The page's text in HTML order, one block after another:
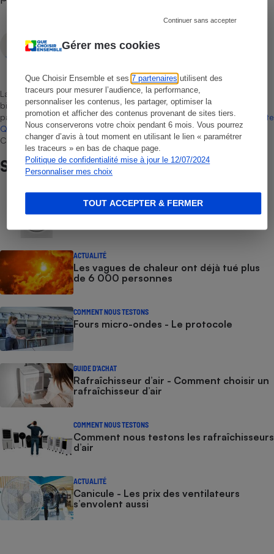
Gérer mes cookies
Que Choisir Ensemble et ses7 partenaires utilisent des
traceurs pour mesurer l’audience, la performance,
personnaliser les contenus, les partager, optimiser la
promotion et afficher des contenus provenant de sites tiers.
Nous conserverons votre choix pendant 6 mois. Vous pourrez
changer d’avis à tout moment en utilisant le lien « paramétrer
les traceurs » en bas de chaque page.
Politique de confidentialité mise à jour le 12/07/2024
Personnaliser mes choix
Continuer sans accepter
TOUT ACCEPTER & FERMER
Nadège Mazery
Rédactrice technique
La sélection de produits ou services est représentative du marché,
bien que non-exhaustive. À l’exception des autorisations données
par Bureau Veritas Certification conformément aux règles de
La Note
Que Choisir, il n’existe aucune relation contractuelle entre Que
Choisir Ensemble et les professionnels référencés.
Sur le même sujet
COMMENT NOUS TESTONS
Sèche-linge - Le protocole
ACTUALITÉ
Les vagues de chaleur ont déjà tué plus
de 6 000 personnes
COMMENT NOUS TESTONS
Fours micro-ondes - Le protocole
GUIDE D'ACHAT
Rafraîchisseur d’air - Comment choisir un
rafraîchisseur d’air
COMMENT NOUS TESTONS
Comment nous testons les rafraîchisseurs
d’air
ACTUALITÉ
Canicule - Les prix des ventilateurs
s’envolent aussi